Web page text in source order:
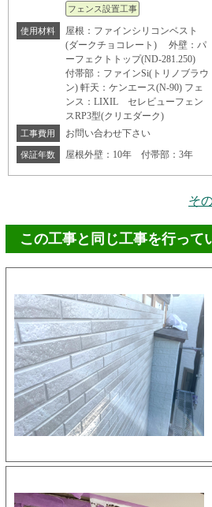
フェンス設置工事
使用材料
屋根：ファインシリコンベスト
(ダークチョコレート) 外壁：パ
ーフェクトトップ(ND-281.250)
付帯部：ファインSi(トリノブラウ
ン) 軒天：ケンエース(N-90) フェ
ンス：LIXIL セレビューフェン
スRP3型(クリエダーク)
工事費用 お問い合わせ下さい
保証年数 屋根外壁：10年 付帯部：3年
そ
この工事と同じ工事を行って